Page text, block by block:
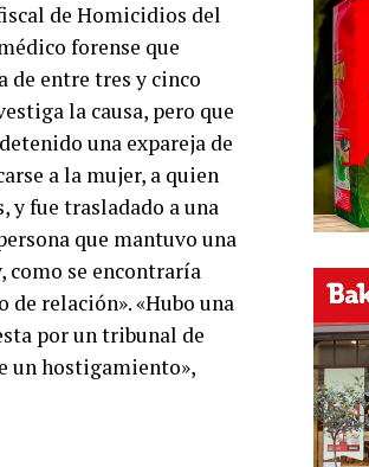
de Homicidios del
forense que
entre tres y cinco
la causa, pero que
una expareja de
a la mujer, a quien
y fue trasladado a una
que mantuvo una
como se encontraría
relación». «Hubo una
por un tribunal de
un hostigamiento»,